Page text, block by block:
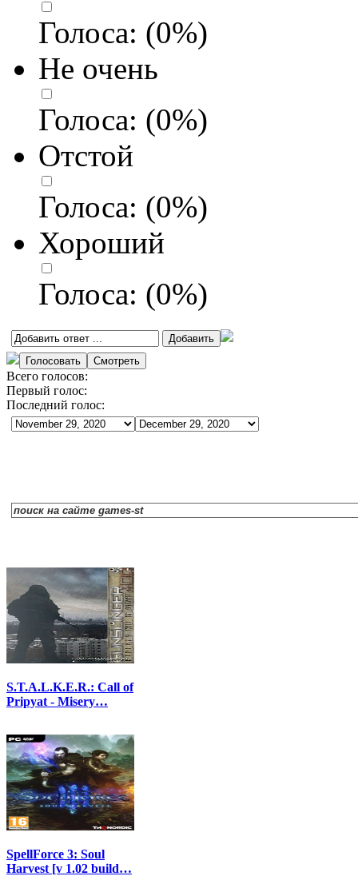
Голоса: (0%)
Не очень
Голоса: (0%)
Отстой
Голоса: (0%)
Хороший
Голоса: (0%)
Всего голосов:
Первый голос:
Последний голос:
S.T.A.L.K.E.R.: Call of
Pripyat - Misery…
SpellForce 3: Soul
Harvest [v 1.02 build…